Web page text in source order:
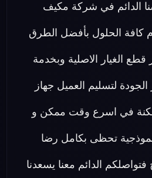
الدائم في شركة مكيف
كافة الحلول بأفضل الطرق
قطع الغيار الاصلية وبخدمة
لتسليم العميل جهاز
في اسرع وقت ممكن و
تحظى بكامل رضا
الدائم معنا يسعدنا